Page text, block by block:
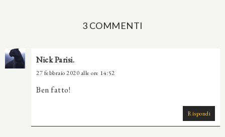
3 COMMENTI
Nick Parisi.
27 febbraio 2020 alle ore 14:52
Ben fatto!
Rispondi